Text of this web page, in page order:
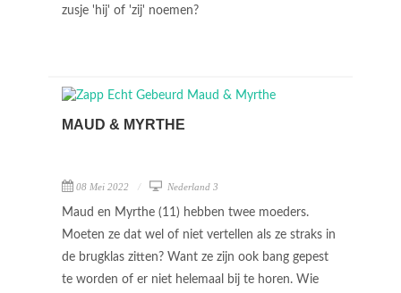
zusje 'hij' of 'zij' noemen?
MAUD & MYRTHE
08 Mei 2022 Nederland 3
Maud en Myrthe (11) hebben twee moeders.
Moeten ze dat wel of niet vertellen als ze straks in
de brugklas zitten? Want ze zijn ook bang gepest
te worden of er niet helemaal bij te horen. Wie